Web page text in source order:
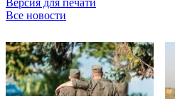
Все новости